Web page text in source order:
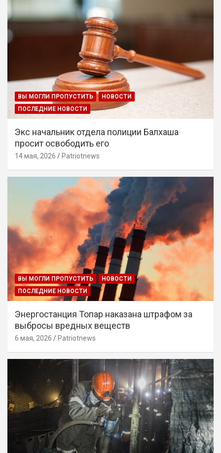
ВЫ МОГЛИ ПРОПУСТИТЬ
НОВОСТИ
ПОСЛЕДНИЕ НОВОСТИ
Экс начальник отдела полиции Балхаша
просит освободить его
14 мая, 2026 Patriotnews
ВЫ МОГЛИ ПРОПУСТИТЬ
НОВОСТИ
ПОСЛЕДНИЕ НОВОСТИ
Энергостанция Топар наказана штрафом за
выбросы вредных веществ
6 мая, 2026 Patriotnews